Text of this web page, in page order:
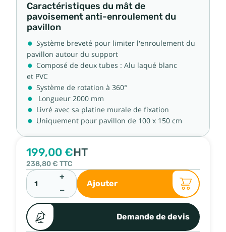
Caractéristiques du mât de
pavoisement anti-enroulement du
pavillon
Système breveté pour limiter l'enroulement du
pavillon autour du support
Composé de deux tubes : Alu laqué blanc
et PVC
Système de rotation à 360°
Longueur 2000 mm
Livré avec sa platine murale de fixation
Uniquement pour pavillon de 100 x 150 cm
199,00 €HT
238,80 € TTC
+
−
Ajouter
Demande de devis